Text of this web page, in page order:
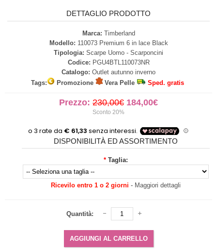
DETTAGLIO PRODOTTO
Marca: Timberland
Modello: 110073 Premium 6 in lace Black
Tipologia: Scarpe Uomo - Scarponcini
Codice: PGU4BTL110073NR
Catalogo: Outlet autunno inverno
Tags:
Promozione Vera Pelle Sped. gratis
Prezzo: 230,00€ 184,00€
Sconto 20%
DISPONIBILITÀ ED ASSORTIMENTO
* Taglia:
Ricevilo entro 1 o 2 giorni - Maggiori dettagli
Quantità: